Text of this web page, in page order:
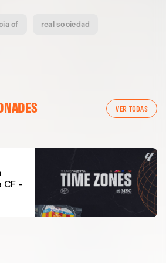
cf real sociedad
VER TODAS
VALENCIA CF 04/03/26
–